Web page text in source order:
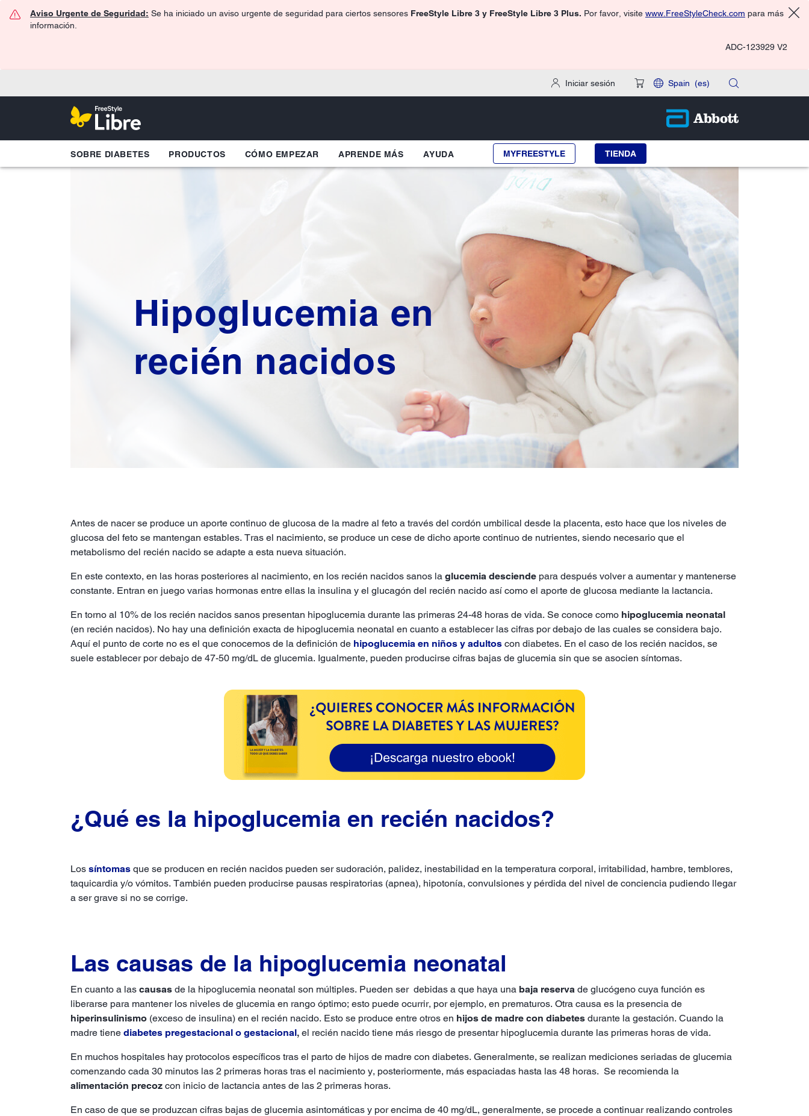
Aviso Urgente de Seguridad: Se ha iniciado un aviso urgente de seguridad para ciertos sensores FreeStyle Libre 3 y FreeStyle Libre 3 Plus. Por favor, visite www.FreeStyleCheck.com para más
información.
ADC-123929 V2
Iniciar sesión Spain (es)
SOBRE DIABETES PRODUCTOS CÓMO EMPEZAR APRENDE MÁS AYUDA MYFREESTYLE TIENDA
Hipoglucemia en
recién nacidos
Antes de nacer se produce un aporte continuo de glucosa de la madre al feto a través del cordón umbilical desde la placenta, esto hace que los niveles de
glucosa del feto se mantengan estables. Tras el nacimiento, se produce un cese de dicho aporte continuo de nutrientes, siendo necesario que el
metabolismo del recién nacido se adapte a esta nueva situación.
En este contexto, en las horas posteriores al nacimiento, en los recién nacidos sanos la glucemia desciende para después volver a aumentar y mantenerse
constante. Entran en juego varias hormonas entre ellas la insulina y el glucagón del recién nacido así como el aporte de glucosa mediante la lactancia.
En torno al 10% de los recién nacidos sanos presentan hipoglucemia durante las primeras 24-48 horas de vida. Se conoce como hipoglucemia neonatal
(en recién nacidos). No hay una definición exacta de hipoglucemia neonatal en cuanto a establecer las cifras por debajo de las cuales se considera bajo.
Aquí el punto de corte no es el que conocemos de la definición de hipoglucemia en niños y adultos con diabetes. En el caso de los recién nacidos, se
suele establecer por debajo de 47-50 mg/dL de glucemia. Igualmente, pueden producirse cifras bajas de glucemia sin que se asocien síntomas.
¿Qué es la hipoglucemia en recién nacidos?
Los síntomas que se producen en recién nacidos pueden ser sudoración, palidez, inestabilidad en la temperatura corporal, irritabilidad, hambre, temblores,
taquicardia y/o vómitos. También pueden producirse pausas respiratorias (apnea), hipotonía, convulsiones y pérdida del nivel de conciencia pudiendo llegar
a ser grave si no se corrige.
Las causas de la hipoglucemia neonatal
En cuanto a las causas de la hipoglucemia neonatal son múltiples. Pueden ser debidas a que haya una baja reserva de glucógeno cuya función es
liberarse para mantener los niveles de glucemia en rango óptimo; esto puede ocurrir, por ejemplo, en prematuros. Otra causa es la presencia de
hiperinsulinismo (exceso de insulina) en el recién nacido. Esto se produce entre otros en hijos de madre con diabetes durante la gestación. Cuando la
madre tiene diabetes pregestacional o gestacional, el recién nacido tiene más riesgo de presentar hipoglucemia durante las primeras horas de vida.
En muchos hospitales hay protocolos específicos tras el parto de hijos de madre con diabetes. Generalmente, se realizan mediciones seriadas de glucemia
comenzando cada 30 minutos las 2 primeras horas tras el nacimiento y, posteriormente, más espaciadas hasta las 48 horas. Se recomienda la
alimentación precoz con inicio de lactancia antes de las 2 primeras horas.
En caso de que se produzcan cifras bajas de glucemia asintomáticas y por encima de 40 mg/dL, generalmente, se procede a continuar realizando controles